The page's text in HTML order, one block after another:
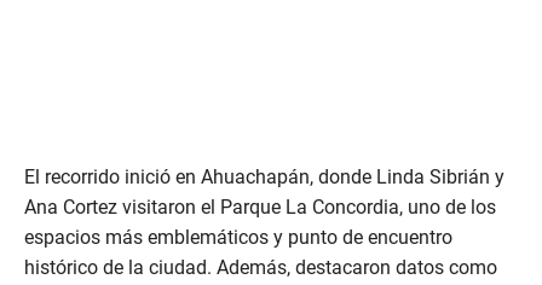
El recorrido inició en Ahuachapán, donde Linda Sibrián y
Ana Cortez visitaron el Parque La Concordia, uno de los
espacios más emblemáticos y punto de encuentro
histórico de la ciudad. Además, destacaron datos como